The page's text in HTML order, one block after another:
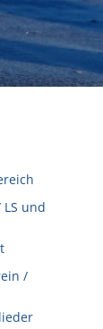
LS und
/